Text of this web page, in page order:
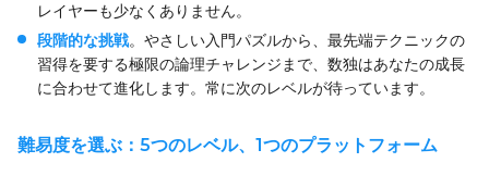
レイヤーも少なくありません。
段階的な挑戦。やさしい入門パズルから、最先端テクニックの
習得を要する極限の論理チャレンジまで、数独はあなたの成長
に合わせて進化します。常に次のレベルが待っています。
難易度を選ぶ：5つのレベル、1つのプラットフォーム